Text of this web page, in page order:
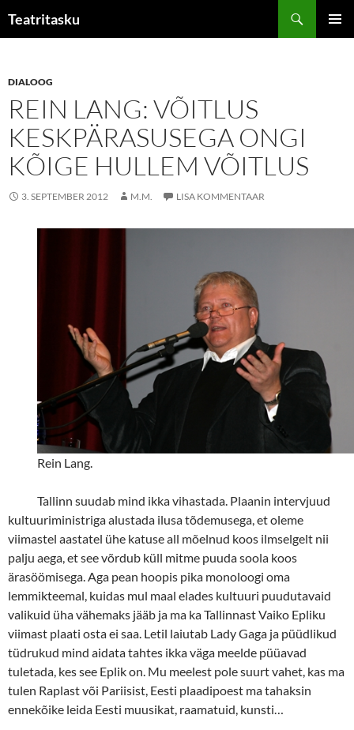
sisu
Teatritasku
DIALOOG
REIN LANG: VÕITLUS
KESKPÄRASUSEGA ONGI
KÕIGE HULLEM VÕITLUS
3. SEPTEMBER 2012 M.M. LISA KOMMENTAAR
Rein Lang.
Tallinn suudab mind ikka vihastada. Plaanin intervjuud
kultuuriministriga alustada ilusa tõdemusega, et oleme
viimastel aastatel ühe katuse all mõelnud koos ilmselgelt nii
palju aega, et see võrdub küll mitme puuda soola koos
ärasöömisega. Aga pean hoopis pika monoloogi oma
lemmikteemal, kuidas mul maal elades kultuuri puudutavaid
valikuid üha vähemaks jääb ja ma ka Tallinnast Vaiko Epliku
viimast plaati osta ei saa. Letil laiutab Lady Gaga ja püüdlikud
tüdrukud mind aidata tahtes ikka väga meelde püüavad
tuletada, kes see Eplik on. Mu meelest pole suurt vahet, kas ma
tulen Raplast või Pariisist, Eesti plaadipoest ma tahaksin
ennekõike leida Eesti muusikat, raamatuid, kunsti…